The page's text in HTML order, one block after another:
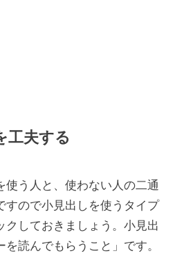
工夫する
使う人と、使わない人の二通
すので小見出しを使うタイプ
しておきましょう。小見出
読んでもらうこと」です。